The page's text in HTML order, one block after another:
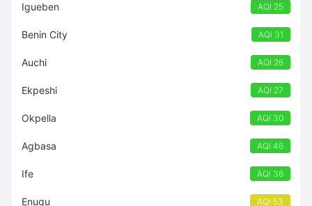
Igueben AQI 25
Benin City AQI 31
Auchi AQI 26
Ekpeshi AQI 27
Okpella AQI 30
Agbasa AQI 46
Ife AQI 36
Enugu AQI 53